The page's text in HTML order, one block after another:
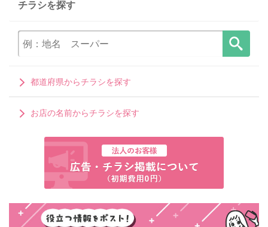
チラシを探す
都道府県からチラシを探す
お店の名前からチラシを探す